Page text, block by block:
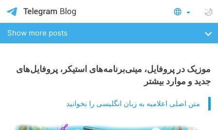
Show more posts
موزیک در پروفایل، مینی‌برنامه‌های استیکر، پروفایل‌های
جدید و موارد بیشتر
متن اصلی اعلامیه به زبان انگلیسی را بخوانید